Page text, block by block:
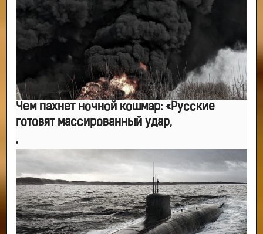
-- Люблю давать советы и очень не люблю, когда их дают мне.
Чем пахнет ночной кошмар: «Русские
готовят массированный удар,